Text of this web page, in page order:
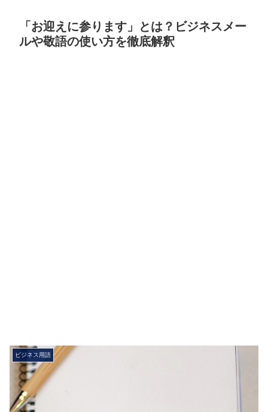
「お迎えに参ります」とは？ビジネスメー
ルや敬語の使い方を徹底解釈
ビジネス用語